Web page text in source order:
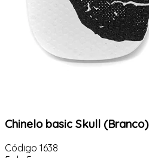
Chinelo basic Skull (Branco)
Código 1638